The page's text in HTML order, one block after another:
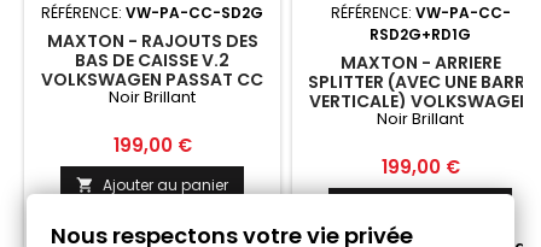
RÉFÉRENCE: VW-PA-CC-SD2G
MAXTON - RAJOUTS DES
BAS DE CAISSE V.2
VOLKSWAGEN PASSAT CC
NOIR BRILLANT
Noir Brillant
Prix
199,00 €
 Ajouter au panier
Fabriqué a la commande
RÉFÉRENCE: VW-PA-CC-
RSD2G+RD1G
MAXTON - ARRIERE
SPLITTER (AVEC UNE BARRE
VERTICALE) VOLKSWAGEN
PASSAT CC NOIR BRILLANT
Noir Brillant
Prix
199,00 €
Nous respectons votre vie privée